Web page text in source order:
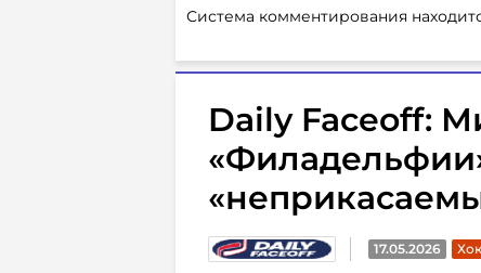
Система комментирования
Daily Faceoff:
17.05.2026